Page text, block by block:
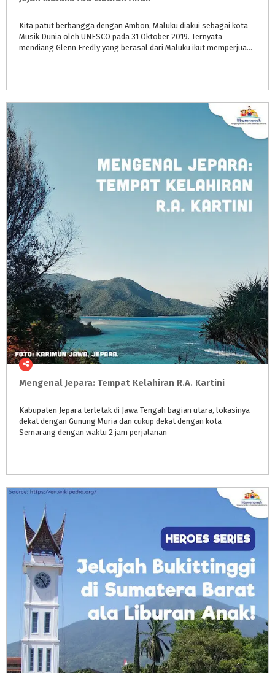
Kita patut berbangga dengan Ambon, Maluku diakui sebagai kota
Musik Dunia oleh UNESCO pada 31 Oktober 2019. Ternyata
mendiang Glenn Fredly yang berasal dari Maluku ikut memperjuangkan dan mencetuskan sampai Ambon dinobatkan sebagai Kota Musik Dunia
Mengenal Jepara: Tempat Kelahiran R.A. Kartini
Kabupaten Jepara terletak di Jawa Tengah bagian utara, lokasinya
dekat dengan Gunung Muria dan cukup dekat dengan kota
Semarang dengan waktu 2 jam perjalanan